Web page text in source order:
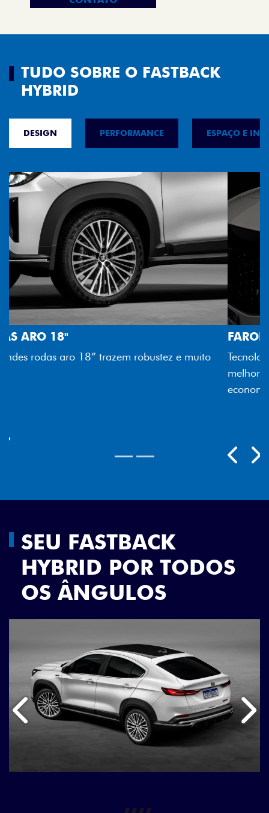
TUDO SOBRE O FASTBACK
HYBRID
DESIGN PERFORMANCE ESPAÇO E
FAROL FULL LED
Tecnologia dos faróis totalmente em LED garante
melhor luminosidade, maior durabilidade e mais
Rodas aro 18"
SEU FASTBACK
HYBRID POR TODOS
OS ÂNGULOS
Anterior